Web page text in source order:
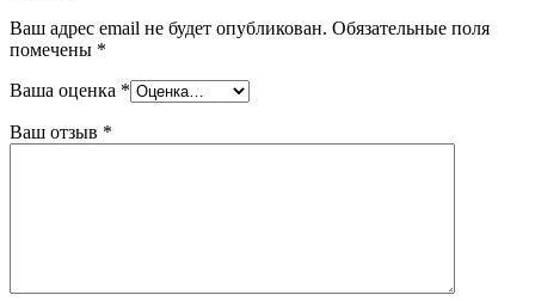
Ваш адрес email не будет опубликован. Обязательные поля
помечены *
Ваша оценка *
Ваш отзыв *